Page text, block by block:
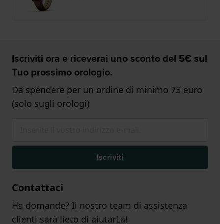
Iscriviti ora e riceverai uno sconto del 5€ sul
Tuo prossimo orologio.
Da spendere per un ordine di minimo 75 euro
(solo sugli orologi)
Iscriviti
Contattaci
Ha domande? Il nostro team di assistenza
clienti sarà lieto di aiutarLa!